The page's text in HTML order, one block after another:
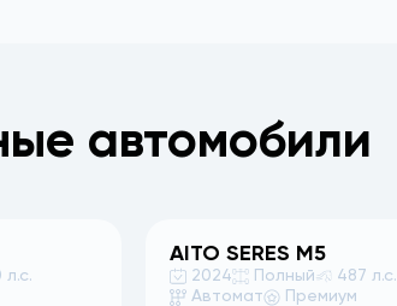
автомобили
л.с.
AITO SERES M5
2024 Полный
487 л.с.
Автомат
Премиум